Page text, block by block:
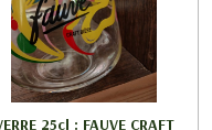
25cl : FAUVE CRAFT